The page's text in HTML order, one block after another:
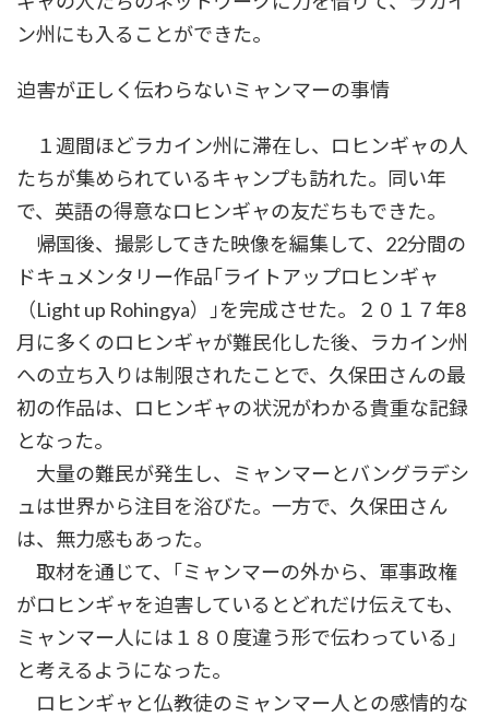
ン州にも入ることができた。
迫害が正しく伝わらないミャンマーの事情
１週間ほどラカイン州に滞在し、ロヒンギャの人
たちが集められているキャンプも訪れた。同い年
で、英語の得意なロヒンギャの友だちもできた。
帰国後、撮影してきた映像を編集して、22分間の
ドキュメンタリー作品｢ライトアップロヒンギャ
（Light up Rohingya）｣を完成させた。２０１７年8
月に多くのロヒンギャが難民化した後、ラカイン州
への立ち入りは制限されたことで、久保田さんの最
初の作品は、ロヒンギャの状況がわかる貴重な記録
となった。
大量の難民が発生し、ミャンマーとバングラデシ
ュは世界から注目を浴びた。一方で、久保田さん
は、無力感もあった。
取材を通じて、｢ミャンマーの外から、軍事政権
がロヒンギャを迫害しているとどれだけ伝えても、
ミャンマー人には１８０度違う形で伝わっている｣
と考えるようになった。
ロヒンギャと仏教徒のミャンマー人との感情的な